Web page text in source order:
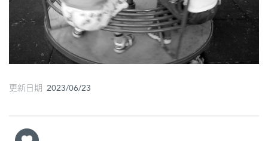
閣
士
更新日期 2023/06/23